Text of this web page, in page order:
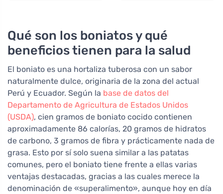
Qué son los boniatos y qué
beneficios tienen para la salud
El boniato es una hortaliza tuberosa con un sabor
naturalmente dulce, originaria de la zona del actual
Perú y Ecuador. Según la base de datos del
Departamento de Agricultura de Estados Unidos
(USDA), cien gramos de boniato cocido contienen
aproximadamente 86 calorías, 20 gramos de hidratos
de carbono, 3 gramos de fibra y prácticamente nada de
grasa. Esto por sí solo suena similar a las patatas
comunes, pero el boniato tiene frente a ellas varias
ventajas destacadas, gracias a las cuales merece la
denominación de «superalimento», aunque hoy en día